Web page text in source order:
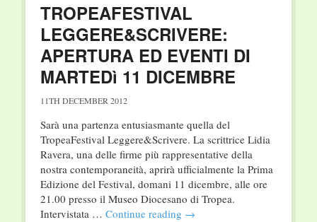
TROPEAFESTIVAL
LEGGERE&SCRIVERE:
APERTURA ED EVENTI DI
MARTEDì 11 DICEMBRE
11TH DECEMBER 2012
Sarà una partenza entusiasmante quella del
TropeaFestival Leggere&Scrivere. La scrittrice Lidia
Ravera, una delle firme più rappresentative della
nostra contemporaneità, aprirà ufficialmente la Prima
Edizione del Festival, domani 11 dicembre, alle ore
21.00 presso il Museo Diocesano di Tropea.
Intervistata … Continue reading →